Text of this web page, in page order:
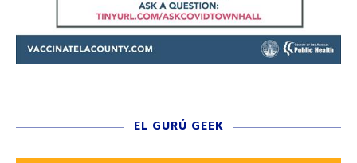
EL GURÚ GEEK